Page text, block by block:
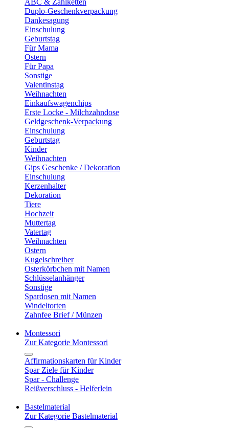
ABC & Zählketten
Duplo-Geschenkverpackung
Dankesagung
Einschulung
Geburtstag
Für Mama
Ostern
Für Papa
Sonstige
Valentinstag
Weihnachten
Einkaufswagenchips
Erste Locke - Milchzahndose
Geldgeschenk-Verpackung
Einschulung
Geburtstag
Kinder
Weihnachten
Gips Geschenke / Dekoration
Einschulung
Kerzenhalter
Dekoration
Tiere
Hochzeit
Muttertag
Vatertag
Weihnachten
Ostern
Kugelschreiber
Osterkörbchen mit Namen
Schlüsselanhänger
Sonstige
Spardosen mit Namen
Windeltorten
Zahnfee Brief / Münzen
Montessori
Zur Kategorie Montessori
Affirmationskarten für Kinder
Spar Ziele für Kinder
Spar - Challenge
Reißverschluss - Helferlein
Bastelmaterial
Zur Kategorie Bastelmaterial